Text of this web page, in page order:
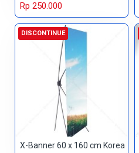
Rp 250.000
DISCONTINUE
X-Banner 60 x 160 cm Korea